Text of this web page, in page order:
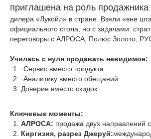
приглашена на роль
дилера «Лукойл» в стране. Взяли «вне
официального стола, но с задачами:
переговоры с АЛРОСА, Полюс Золото,
Училась с нуля продавать невидимое:
·Сервис вместо продукта
·Аналитику вместо обещаний
Доверие вместо скидок
Ключевые моменты:
АЛРОСА: продажа двух направлений
Киргизия, разрез Джеруй: